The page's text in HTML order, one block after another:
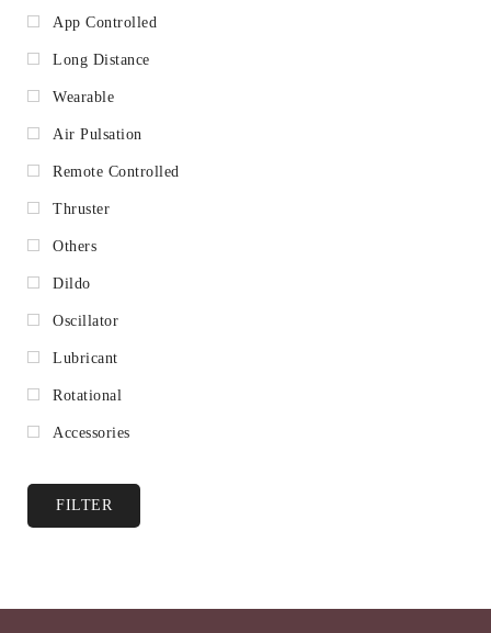
App Controlled
Long Distance
Wearable
Air Pulsation
Remote Controlled
Thruster
Others
Dildo
Oscillator
Lubricant
Rotational
Accessories
FILTER